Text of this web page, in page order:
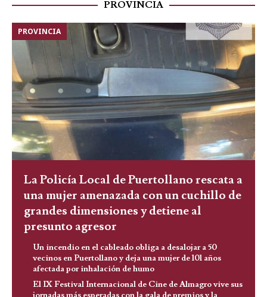
PROVINCIA
PROVINCIA
La Policía Local de Puertollano rescata a
una mujer amenazada con un cuchillo de
grandes dimensiones y detiene al
presunto agresor
Un incendio en el cableado obliga a desalojar a 50
vecinos en Puertollano y deja una mujer de 101 años
afectada por inhalación de humo
El IX Festival Internacional de Cine de Almagro vive sus